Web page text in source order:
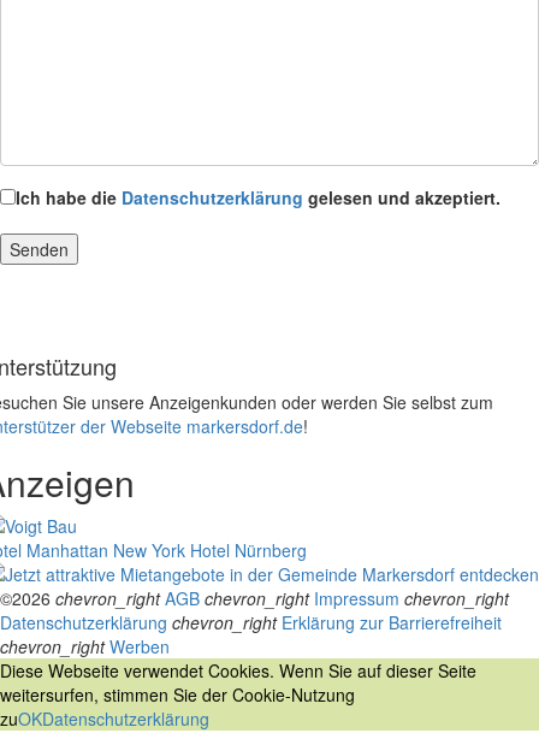
Ich habe die Datenschutzerklärung gelesen und akzeptiert.
Sie unsere Anzeigenkunden oder werden Sie selbst zum
der Webseite markersdorf.de!
Manhattan New York Hotel Nürnberg
©2026 chevron_right AGB chevron_right Impressum chevron_right
Datenschutzerklärung chevron_right Erklärung zur Barrierefreiheit
chevron_right Werben
Diese Webseite verwendet Cookies. Wenn Sie auf dieser Seite
weitersurfen, stimmen Sie der Cookie-Nutzung
zuOKDatenschutzerklärung